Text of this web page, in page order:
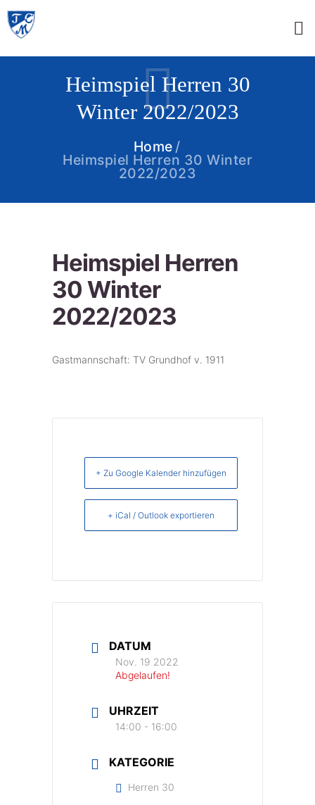
Heimspiel Herren 30
Winter 2022/2023
Home
Heimspiel Herren 30 Winter
2022/2023
Heimspiel Herren
30 Winter
2022/2023
Gastmannschaft: TV Grundhof v. 1911
+ Zu Google Kalender hinzufügen
+ iCal / Outlook exportieren
DATUM
Nov. 19 2022
Abgelaufen!
UHRZEIT
14:00 - 16:00
KATEGORIE
Herren 30